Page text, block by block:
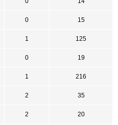
0 15
1 125
0 19
1 216
2 35
2 20